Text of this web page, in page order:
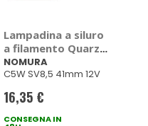
Lampadina a siluro
a filamento Quarz
Festoon SV8,5 -
NOMURA
NOMURA
C5W SV8,5 41mm 12V
16,35 €
CONSEGNA IN